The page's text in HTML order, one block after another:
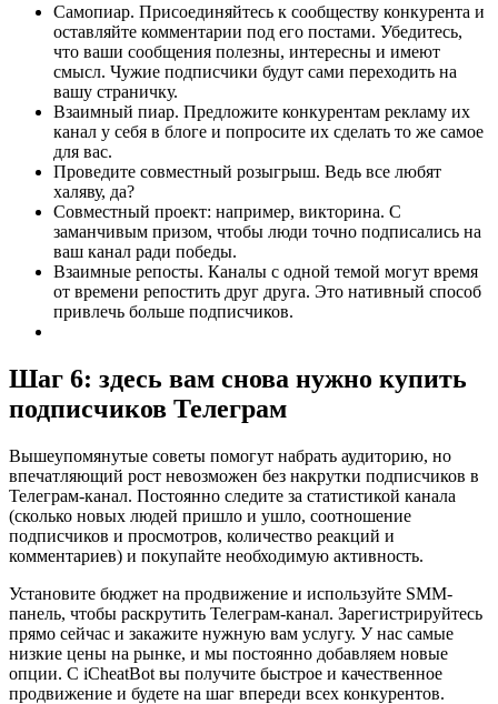
Самопиар. Присоединяйтесь к сообществу конкурента и
оставляйте комментарии под его постами. Убедитесь,
что ваши сообщения полезны, интересны и имеют
смысл. Чужие подписчики будут сами переходить на
вашу страничку.
Взаимный пиар. Предложите конкурентам рекламу их
канал у себя в блоге и попросите их сделать то же самое
для вас.
Проведите совместный розыгрыш. Ведь все любят
халяву, да?
Совместный проект: например, викторина. С
заманчивым призом, чтобы люди точно подписались на
ваш канал ради победы.
Взаимные репосты. Каналы с одной темой могут время
от времени репостить друг друга. Это нативный способ
привлечь больше подписчиков.
Шаг 6: здесь вам снова нужно купить
подписчиков Телеграм
Вышеупомянутые советы помогут набрать аудиторию, но
впечатляющий рост невозможен без накрутки подписчиков в
Телеграм-канал. Постоянно следите за статистикой канала
(сколько новых людей пришло и ушло, соотношение
подписчиков и просмотров, количество реакций и
комментариев) и покупайте необходимую активность.
Установите бюджет на продвижение и используйте SMM-
панель, чтобы раскрутить Телеграм-канал. Зарегистрируйтесь
прямо сейчас и закажите нужную вам услугу. У нас самые
низкие цены на рынке, и мы постоянно добавляем новые
опции. С iCheatBot вы получите быстрое и качественное
продвижение и будете на шаг впереди всех конкурентов.